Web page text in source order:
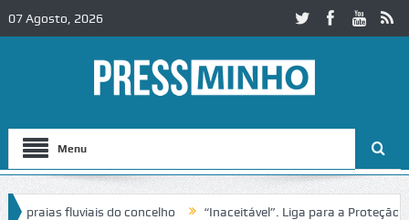
07 Agosto, 2026
Menu
fluviais do concelho “Inaceitável”. Liga para a Proteção da